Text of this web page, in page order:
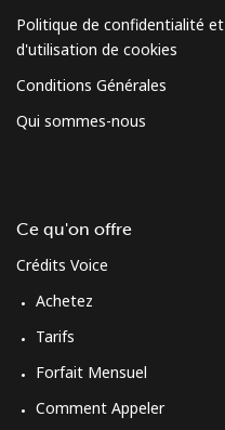
Politique de confidentialité et
d'utilisation de cookies
Conditions Générales
Qui sommes-nous
Ce qu'on offre
Crédits Voice
Achetez
Tarifs
Forfait Mensuel
Comment Appeler